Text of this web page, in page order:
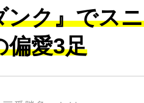
ンク』でス
偏愛3足